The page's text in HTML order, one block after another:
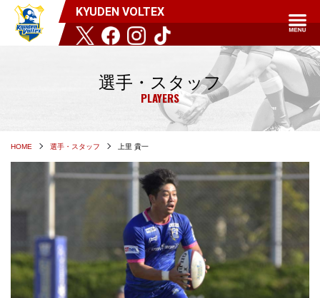
KYUDEN VOLTEX
選手・スタッフ
PLAYERS
HOME 選手・スタッフ 上里 貴一